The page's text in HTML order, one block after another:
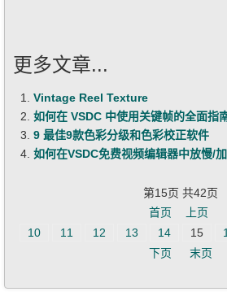
更多文章...
Vintage Reel Texture
如何在 VSDC 中使用关键帧的全面指
9 最佳9款色彩分级和色彩校正软件
如何在VSDC免费视频编辑器中放慢/
第15页 共42页
首页
上页
10
11 12 13 14 15
下页
末页